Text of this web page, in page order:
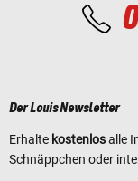
Der Louis Newsletter
Erhalte kostenlosalle
Schnäppchen oder